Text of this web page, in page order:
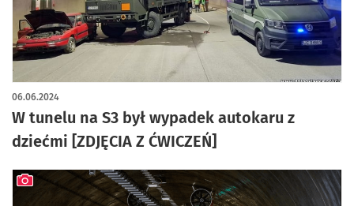
W tunelu na S3 był wypadek autokaru z
dziećmi [ZDJĘCIA Z ĆWICZEŃ]
06.06.2024
artykuł z galerią zdjęć